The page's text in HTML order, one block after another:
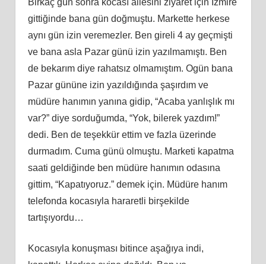
gittiğinde bana gün doğmuştu. Markette herkese
aynı gün izin veremezler. Ben gireli 4 ay geçmişti
ve bana asla Pazar günü izin yazılmamıştı. Ben
de bekarım diye rahatsız olmamıştım. Ogün bana
Pazar gününe izin yazıldığında şaşırdım ve
müdüre hanımın yanına gidip, “Acaba yanlışlık mı
var?” diye sorduğumda, “Yok, bilerek yazdım!”
dedi. Ben de teşekkür ettim ve fazla üzerinde
durmadım. Cuma günü olmuştu. Marketi kapatma
saati geldiğinde ben müdüre hanımın odasına
gittim, “Kapatıyoruz.” demek için. Müdüre hanım
telefonda kocasıyla hararetli birşekilde
tartışıyordu…
Kocasıyla konuşması bitince aşağıya indi,